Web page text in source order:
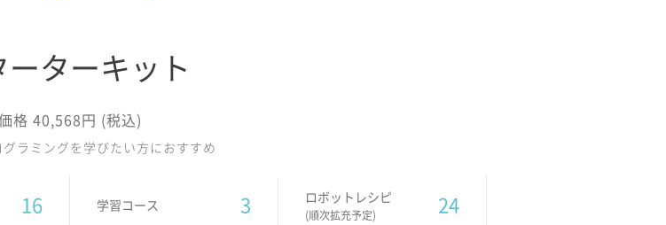
ーターキット
格 40,568円 (税込)
ラミングを学びたい方におすすめ
16 学習コース 3 ロボットレシピ
(順次拡充予定) 24